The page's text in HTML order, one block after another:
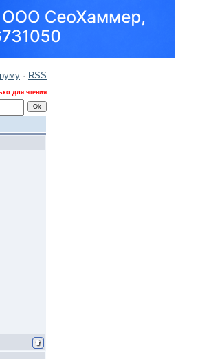
· RSS
для чтения